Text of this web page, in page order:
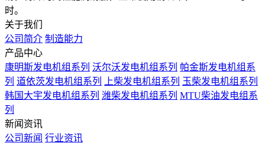
时。
关于我们
公司简介 制造能力
产品中心
康明斯发电机组系列 沃尔沃发电机组系列 帕金斯发电机组系
列 道依茨发电机组系列 上柴发电机组系列 玉柴发电机组系列
韩国大宇发电机组系列 潍柴发电机组系列 MTU柴油发电组系
列
新闻资讯
公司新闻 行业资讯